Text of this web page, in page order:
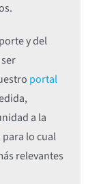
y del
portal
a la
lo cual
relevantes